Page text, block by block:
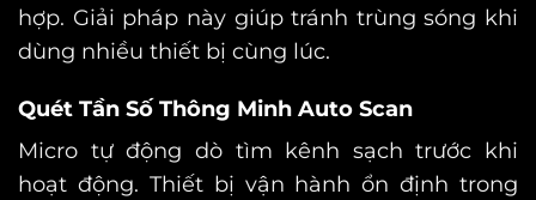
hợp. Giải pháp này giúp tránh trùng sóng khi
dùng nhiều thiết bị cùng lúc.
Quét Tần Số Thông Minh Auto Scan
Micro tự động dò tìm kênh sạch trước khi
hoạt động. Thiết bị vận hành ổn định trong